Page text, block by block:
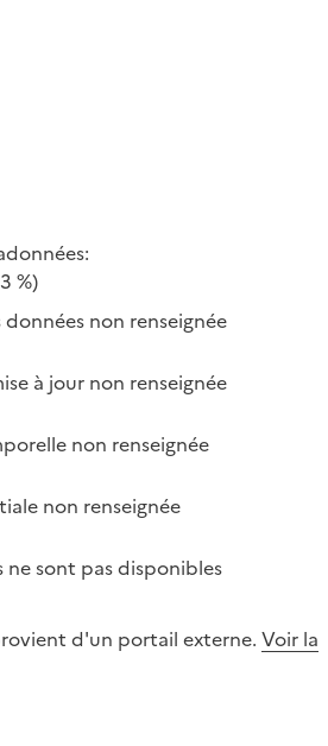
%)
non renseignée
à jour non renseignée
non renseignée
non renseignée
ne sont pas disponibles
d'un portail externe. Voir la